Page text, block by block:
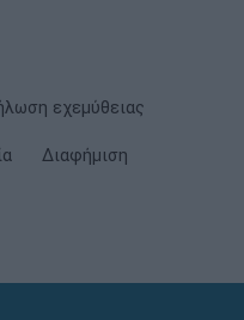
εχεμύθειας
Διαφήμιση